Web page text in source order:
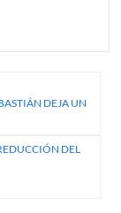
DEJA UN
DEL